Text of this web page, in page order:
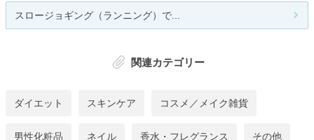
スロージョギング（ランニング）で...
関連カテゴリー
ダイエット スキンケア コスメ／メイク雑貨
男性化粧品 ネイル 香水・フレグランス その他